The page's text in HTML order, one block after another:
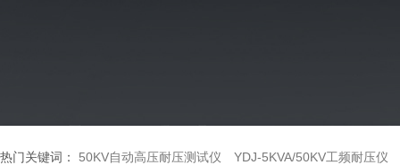
热门关键词： 50KV自动高压耐压测试仪 YDJ-5KVA/50KV工频耐压仪